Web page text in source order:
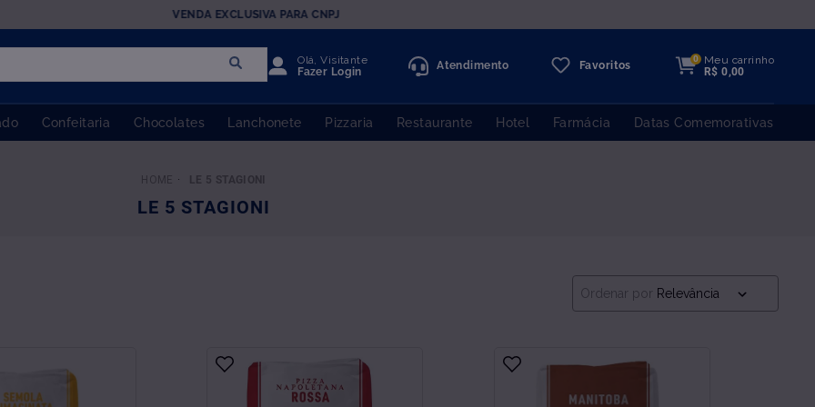
Olá, Visitante
Fazer Login
Atendimento Favoritos
0
Meu carrinho
R$ 0,00
Confeitaria Chocolates Lanchonete Pizzaria Restaurante Hotel Farmácia Datas Comemorativas
LE 5 STAGIONI
LE 5 STAGIONI
Ordenar por Relevância